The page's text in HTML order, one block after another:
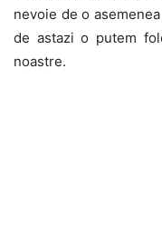
nevoie de o
de astazi o putem
noastre.